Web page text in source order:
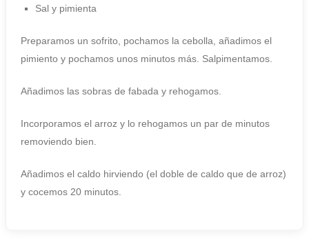
Sal y pimienta
Preparamos un sofrito, pochamos la cebolla, añadimos el
pimiento y pochamos unos minutos más. Salpimentamos.
Añadimos las sobras de fabada y rehogamos.
Incorporamos el arroz y lo rehogamos un par de minutos
removiendo bien.
Añadimos el caldo hirviendo (el doble de caldo que de arroz)
y cocemos 20 minutos.